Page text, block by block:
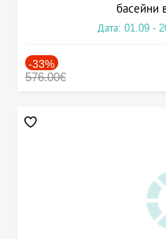
басейни
Дата: 01.09 -
-33%
576.00€